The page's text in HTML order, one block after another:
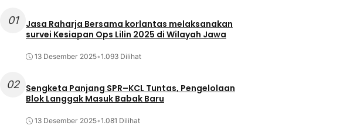
01
Jasa Raharja Bersama korlantas melaksanakan
survei Kesiapan Ops Lilin 2025 di Wilayah Jawa
13 Desember 2025•1.093 Dilihat
02
Sengketa Panjang SPR–KCL Tuntas, Pengelolaan
Blok Langgak Masuk Babak Baru
13 Desember 2025•1.081 Dilihat